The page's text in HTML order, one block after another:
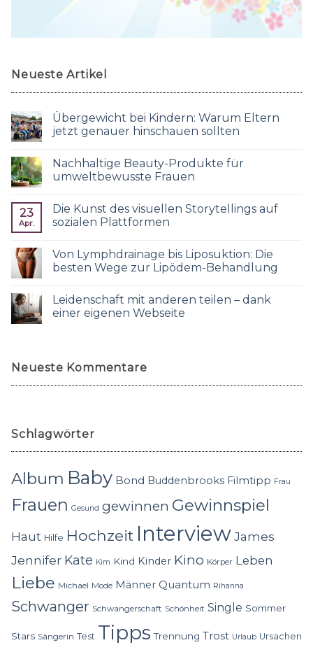
Neueste Artikel
Übergewicht bei Kindern: Warum Eltern
jetzt genauer hinschauen sollten
Nachhaltige Beauty-Produkte für
umweltbewusste Frauen
23
Apr.
Die Kunst des visuellen Storytellings auf
sozialen Plattformen
Von Lymphdrainage bis Liposuktion: Die
besten Wege zur Lipödem-Behandlung
Leidenschaft mit anderen teilen – dank
einer eigenen Webseite
Neueste Kommentare
Schlagwörter
Album Baby Bond Buddenbrooks Filmtipp Frau
Frauen Gesund gewinnen Gewinnspiel
Haut Hilfe Hochzeit InterviewJames
Jennifer Kate Kim Kind Kinder Kino Körper Leben
Liebe Michael Mode Männer Quantum Rihanna
Schwanger Schwangerschaft Schönheit Single Sommer
Stars Sängerin Test Tipps Trennung Trost Urlaub Ursachen